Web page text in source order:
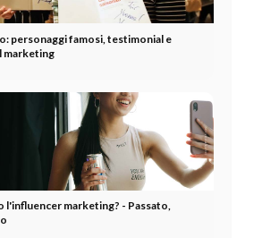
personaggi famosi, testimonial e
marketing
l'influencer marketing? - Passato,